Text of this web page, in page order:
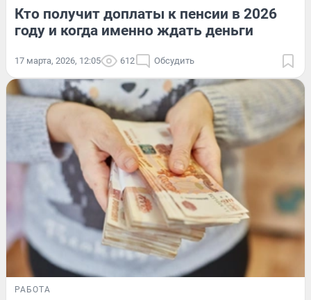
Кто получит доплаты к пенсии в 2026
году и когда именно ждать деньги
17 марта, 2026, 12:05 612 Обсудить
РАБОТА